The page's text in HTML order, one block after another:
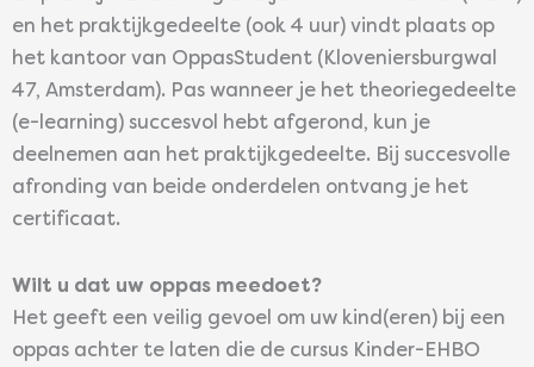
en het praktijkgedeelte (ook 4 uur) vindt plaats op
het kantoor van OppasStudent (Kloveniersburgwal
47, Amsterdam). Pas wanneer je het theoriegedeelte
(e-learning) succesvol hebt afgerond, kun je
deelnemen aan het praktijkgedeelte. Bij succesvolle
afronding van beide onderdelen ontvang je het
certificaat.
Wilt u dat uw oppas meedoet?
Het geeft een veilig gevoel om uw kind(eren) bij een
oppas achter te laten die de cursus Kinder-EHBO